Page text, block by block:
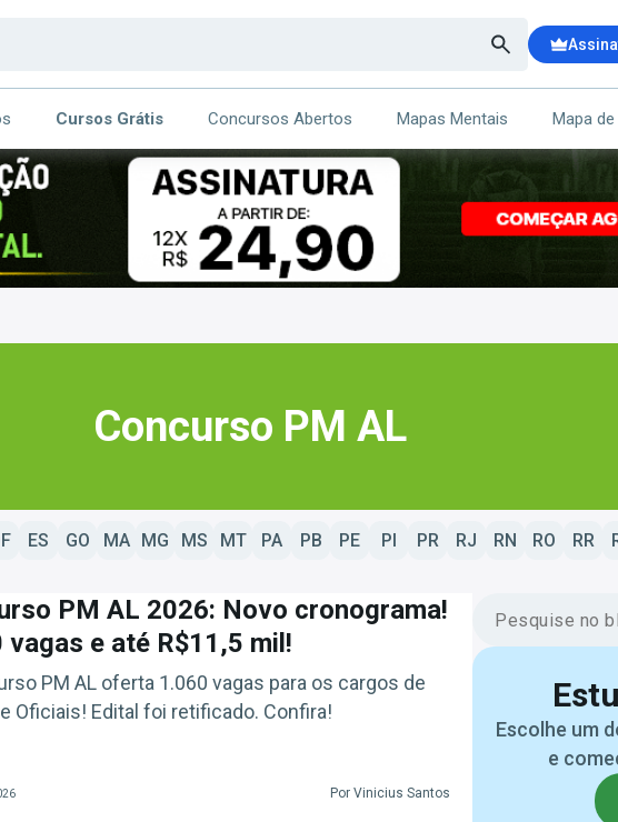
CARRINHO DE
ITENS (00)
Ops!
Seu
Cursos Grátis Concursos Abertos Mapas Mentais Mapa
Concurso PM AL
ES GO MA MG MS MT PA PB PE PI PR RJ RN RO RR
PM AL 2026: Novo cronograma!
vagas e até R$11,5 mil!
PM AL oferta 1.060 vagas para os cargos de
Oficiais! Edital foi retificado. Confira!
Por Vinicius Santos
Escolhe um
e